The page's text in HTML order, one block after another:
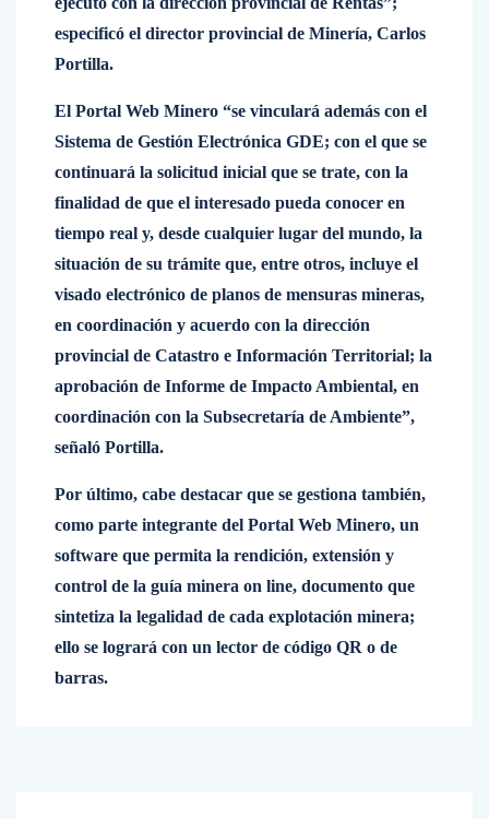
especificó el director provincial de Minería, Carlos
Portilla.
El Portal Web Minero “se vinculará además con el
Sistema de Gestión Electrónica GDE; con el que se
continuará la solicitud inicial que se trate, con la
finalidad de que el interesado pueda conocer en
tiempo real y, desde cualquier lugar del mundo, la
situación de su trámite que, entre otros, incluye el
visado electrónico de planos de mensuras mineras,
en coordinación y acuerdo con la dirección
provincial de Catastro e Información Territorial; la
aprobación de Informe de Impacto Ambiental, en
coordinación con la Subsecretaría de Ambiente”,
señaló Portilla.
Por último, cabe destacar que se gestiona también,
como parte integrante del Portal Web Minero, un
software que permita la rendición, extensión y
control de la guía minera on line, documento que
sintetiza la legalidad de cada explotación minera;
ello se logrará con un lector de código QR o de
barras.